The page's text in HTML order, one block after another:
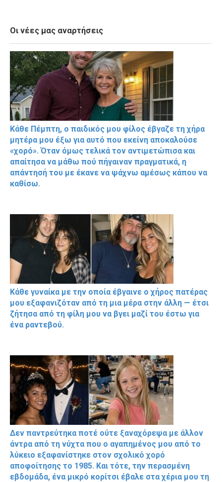
Οι νέες μας αναρτήσεις
Κάθε Πέμπτη, ο παιδικός μου φίλος έβγαζε τη χήρα
μητέρα μου έξω για αυτό που εκείνη αποκαλούσε
«χορό». Όταν όμως τελικά τον αντιμετώπισα και
απαίτησα να μάθω πού πήγαιναν πραγματικά, η
απάντησή του με έκανε να ψάχνω αμέσως κάπου να
καθίσω.
Κάθε γυναίκα με την οποία έβγαινε ο χήρος πατέρας
μου εξαφανιζόταν από τη μια μέρα στην άλλη — έτσι
ζήτησα από τη φίλη μου να βγει μαζί του έστω για
ένα ραντεβού.
Δεν παντρεύτηκα ποτέ ούτε ξαναχόρεψα με άλλον
άντρα από τη νύχτα που ο αγαπημένος μου από το
λύκειο εξαφανίστηκε στον σχολικό χορό
αποφοίτησης το 1985. Και τότε, την περασμένη
εβδομάδα, ένα μικρό κορίτσι έβαλε στα χέρια μου τη